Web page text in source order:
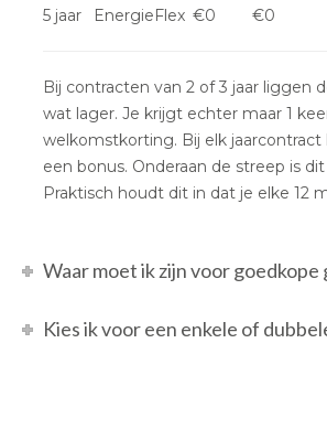
5 jaar
EnergieFlex €0 €0
Bij contracten van 2 of 3 jaar liggen
wat lager. Je krijgt echter maar 1
welkomstkorting. Bij elk jaarcontract
een bonus. Onderaan de streep is
Praktisch houdt dit in dat je elke 12
Waar moet ik zijn voor
Kies ik voor een enkele of